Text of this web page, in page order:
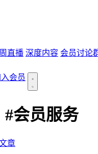
直播 深度内容 会员讨论
会员
#会员服务
章